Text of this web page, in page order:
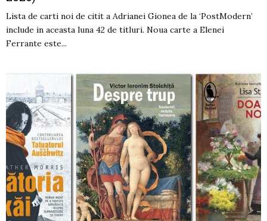
Lista de carti noi de citit a Adrianei Gionea de la ‘PostModern’
include in aceasta luna 42 de titluri. Noua carte a Elenei
Ferrante este...